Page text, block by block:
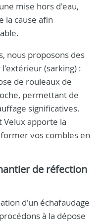
mise hors d'eau,
la cause afin
nous proposons des
(sarking) :
de rouleaux de
permettant de
significatives.
apporte la
vos combles en
de réfection
d'un échafaudage
à la dépose